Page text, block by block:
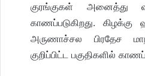
குரங்குகள் அனைத்து
காணப்படுகிறது.
அருணாச்சல பிரதேச
குறிப்பிட்ட பகுதிகளில்